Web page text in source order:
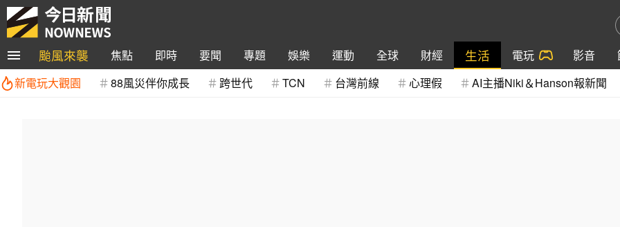
颱風來襲 焦點 即時 要聞 專題 娛樂 運動 全球 財經 生活 電玩 影音
新電玩大觀園
88風災伴你成長 跨世代 TCN 台灣前線 心理假 AI主播Niki＆Hanson報新聞